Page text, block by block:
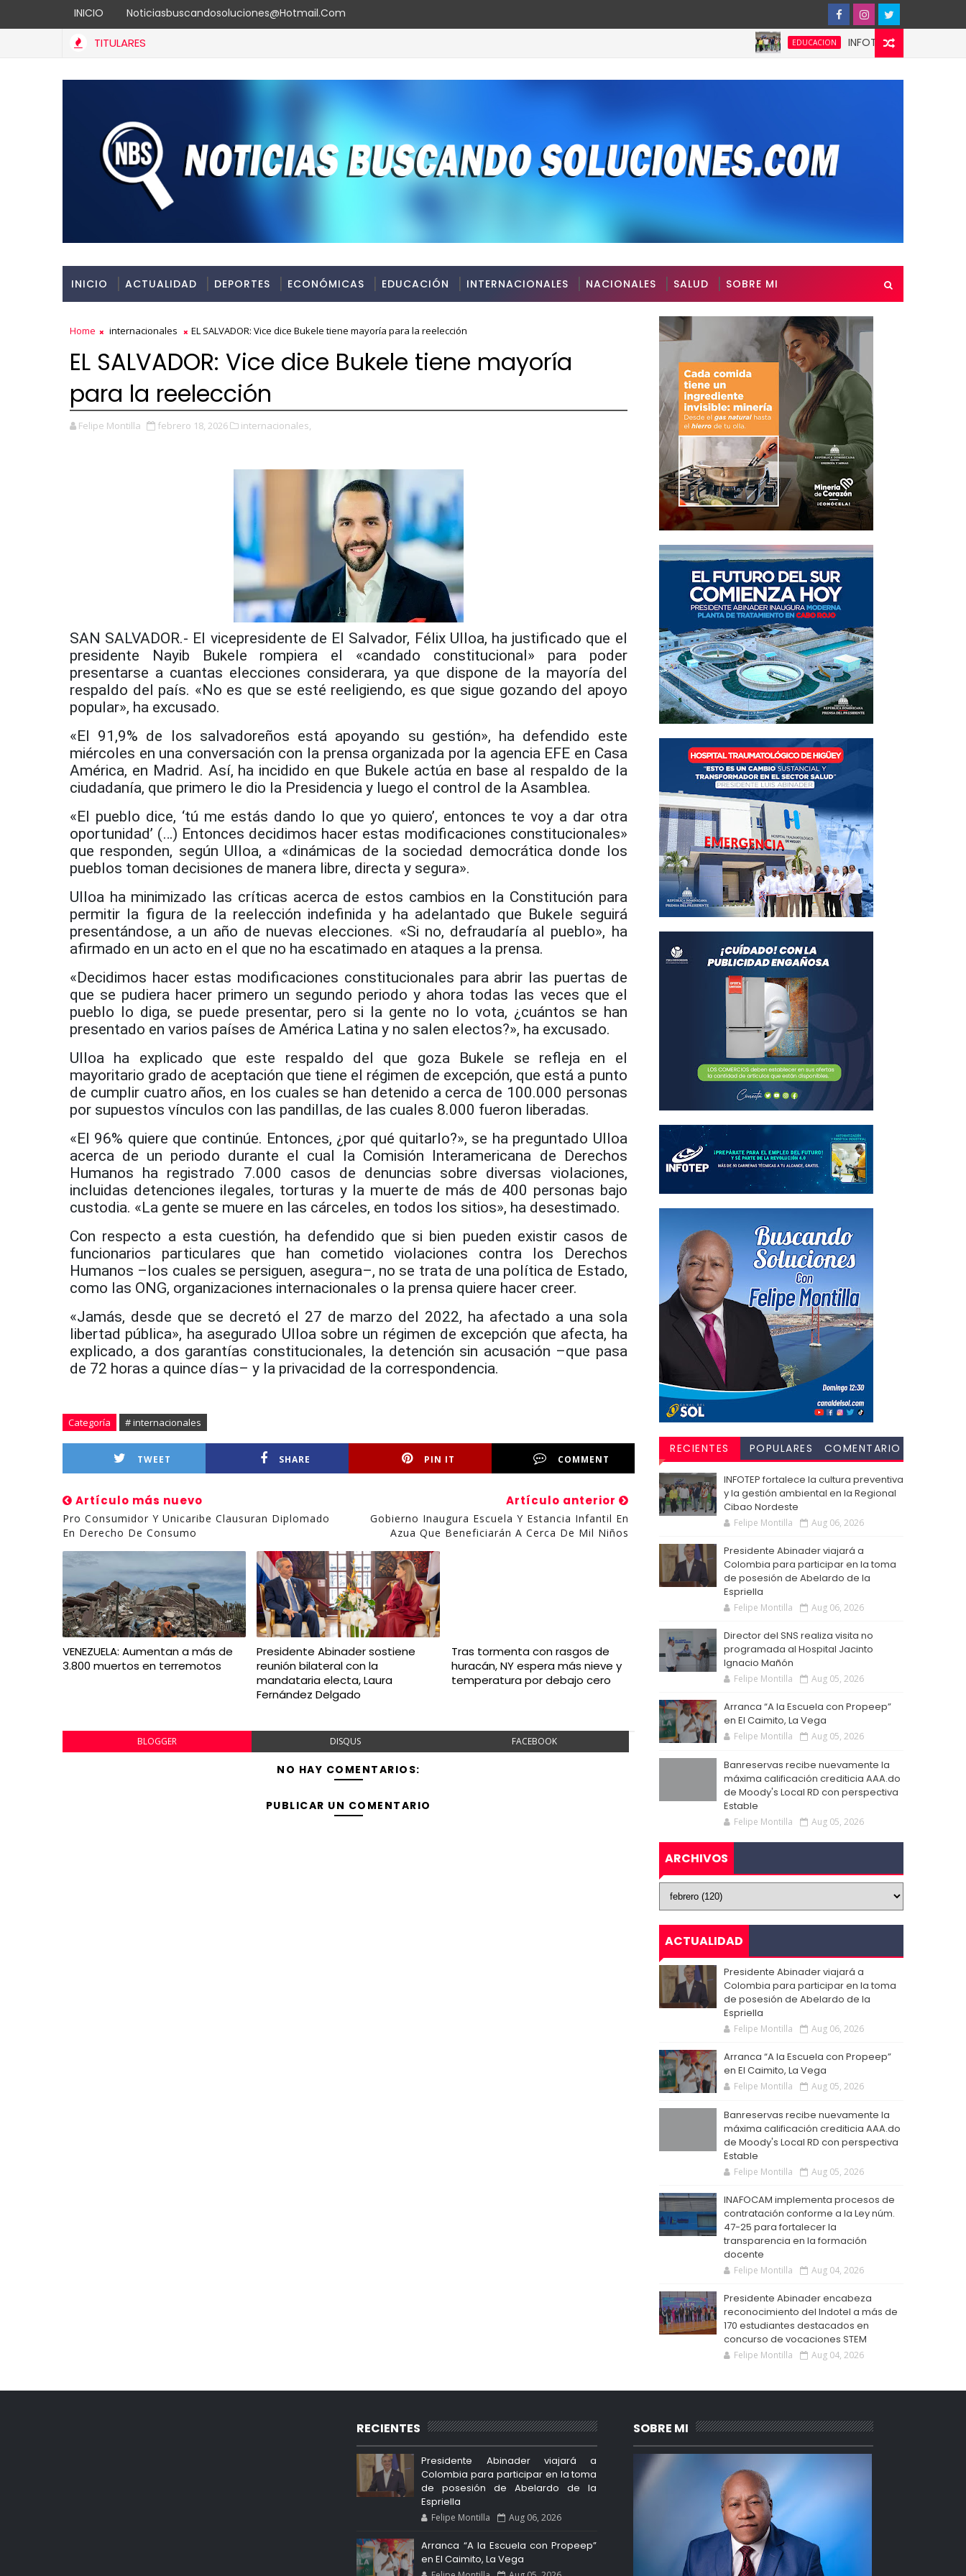
INICIO Noticiasbuscandosoluciones@hotmail.com
TITULARES EDUCACION INFOTEP fortalece la cultura
INICIO ACTUALIDAD DEPORTES ECONÓMICAS EDUCACIÓN INTERNACIONALES NACIONALES SALUD SOBRE MI
Home internacionales EL SALVADOR: Vice dice Bukele tiene mayoría para la reelección
EL SALVADOR: Vice dice Bukele tiene mayoría
para la reelección
Felipe Montilla febrero 18, 2026 internacionales,
SAN SALVADOR.- El vicepresidente de El Salvador, Félix Ulloa, ha justificado que el
presidente Nayib Bukele rompiera el «candado constitucional» para poder
presentarse a cuantas elecciones considerara, ya que dispone de la mayoría del
respaldo del país. «No es que se esté reeligiendo, es que sigue gozando del apoyo
popular», ha excusado.
«El 91,9% de los salvadoreños está apoyando su gestión», ha defendido este
miércoles en una conversación con la prensa organizada por la agencia EFE en Casa
América, en Madrid. Así, ha incidido en que Bukele actúa en base al respaldo de la
ciudadanía, que primero le dio la Presidencia y luego el control de la Asamblea.
«El pueblo dice, ‘tú me estás dando lo que yo quiero’, entonces te voy a dar otra
oportunidad’ (…) Entonces decidimos hacer estas modificaciones constitucionales»
que responden, según Ulloa, a «dinámicas de la sociedad democrática donde los
pueblos toman decisiones de manera libre, directa y segura».
Ulloa ha minimizado las críticas acerca de estos cambios en la Constitución para
permitir la figura de la reelección indefinida y ha adelantado que Bukele seguirá
presentándose, a un año de nuevas elecciones. «Si no, defraudaría al pueblo», ha
afirmado en un acto en el que no ha escatimado en ataques a la prensa.
«Decidimos hacer estas modificaciones constitucionales para abrir las puertas de
que se pudiera hacer primero un segundo periodo y ahora todas las veces que el
pueblo lo diga, se puede presentar, pero si la gente no lo vota, ¿cuántos se han
presentado en varios países de América Latina y no salen electos?», ha excusado.
Ulloa ha explicado que este respaldo del que goza Bukele se refleja en el
mayoritario grado de aceptación que tiene el régimen de excepción, que está a punto
de cumplir cuatro años, en los cuales se han detenido a cerca de 100.000 personas
por supuestos vínculos con las pandillas, de las cuales 8.000 fueron liberadas.
«El 96% quiere que continúe. Entonces, ¿por qué quitarlo?», se ha preguntado Ulloa
acerca de un periodo durante el cual la Comisión Interamericana de Derechos
Humanos ha registrado 7.000 casos de denuncias sobre diversas violaciones,
incluidas detenciones ilegales, torturas y la muerte de más de 400 personas bajo
custodia. «La gente se muere en las cárceles, en todos los sitios», ha desestimado.
Con respecto a esta cuestión, ha defendido que si bien pueden existir casos de
funcionarios particulares que han cometido violaciones contra los Derechos
Humanos –los cuales se persiguen, asegura–, no se trata de una política de Estado,
como las ONG, organizaciones internacionales o la prensa quiere hacer creer.
«Jamás, desde que se decretó el 27 de marzo del 2022, ha afectado a una sola
libertad pública», ha asegurado Ulloa sobre un régimen de excepción que afecta, ha
explicado, a dos garantías constitucionales, la detención sin acusación –que pasa
de 72 horas a quince días– y la privacidad de la correspondencia.
Categoría # internacionales
TWEET SHARE PIN IT COMMENT
Artículo más nuevo
Pro Consumidor Y Unicaribe Clausuran Diplomado
En Derecho De Consumo
Artículo anterior
Gobierno Inaugura Escuela Y Estancia Infantil En
Azua Que Beneficiarán A Cerca De Mil Niños
VENEZUELA: Aumentan a más de
3.800 muertos en terremotos
Presidente Abinader sostiene
reunión bilateral con la
mandataria electa, Laura
Fernández Delgado
Tras tormenta con rasgos de
huracán, NY espera más nieve y
temperatura por debajo cero
BLOGGER DISQUS FACEBOOK
NO HAY COMENTARIOS:
PUBLICAR UN COMENTARIO
RECIENTES POPULARES
COMENTARIO
INFOTEP fortalece la cultura preventiva
y la gestión ambiental en la Regional
Cibao Nordeste
Felipe Montilla Aug 06, 2026
Presidente Abinader viajará a
Colombia para participar en la toma
de posesión de Abelardo de la
Espriella
Felipe Montilla Aug 06, 2026
Director del SNS realiza visita no
programada al Hospital Jacinto
Ignacio Mañón
Felipe Montilla Aug 05, 2026
Arranca “A la Escuela con Propeep”
en El Caimito, La Vega
Felipe Montilla Aug 05, 2026
Banreservas recibe nuevamente la
máxima calificación crediticia AAA.do
de Moody's Local RD con perspectiva
Estable
Felipe Montilla Aug 05, 2026
ARCHIVOS
ACTUALIDAD
Presidente Abinader viajará a
Colombia para participar en la toma
de posesión de Abelardo de la
Espriella
Felipe Montilla Aug 06, 2026
Arranca “A la Escuela con Propeep”
en El Caimito, La Vega
Felipe Montilla Aug 05, 2026
Banreservas recibe nuevamente la
máxima calificación crediticia AAA.do
de Moody's Local RD con perspectiva
Estable
Felipe Montilla Aug 05, 2026
INAFOCAM implementa procesos de
contratación conforme a la Ley núm.
47-25 para fortalecer la
transparencia en la formación
docente
Felipe Montilla Aug 04, 2026
Presidente Abinader encabeza
reconocimiento del Indotel a más de
170 estudiantes destacados en
concurso de vocaciones STEM
Felipe Montilla Aug 04, 2026
RECIENTES
Presidente Abinader viajará a
Colombia para participar en la toma
de posesión de Abelardo de la
Espriella
Felipe Montilla Aug 06, 2026
Arranca “A la Escuela con Propeep”
en El Caimito, La Vega
SOBRE MI